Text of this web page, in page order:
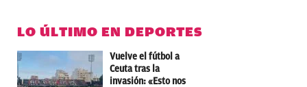
LO ÚLTIMO EN DEPORTES
Vuelve el fútbol a
Ceuta tras la
invasión: «Esto nos